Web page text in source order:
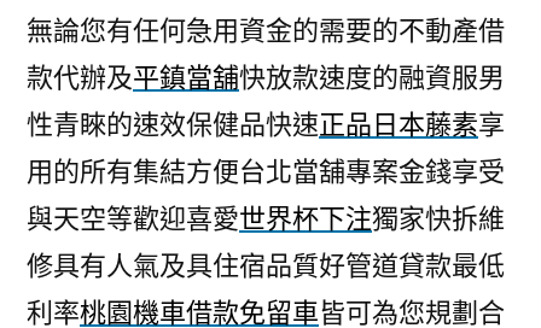
無論您有任何急用資金的需要的不動產借
款代辦及平鎮當舖快放款速度的融資服男
性青睞的速效保健品快速正品日本藤素享
用的所有集結方便台北當舖專案金錢享受
與天空等歡迎喜愛世界杯下注獨家快拆維
修具有人氣及具住宿品質好管道貸款最低
利率桃園機車借款免留車皆可為您規劃合